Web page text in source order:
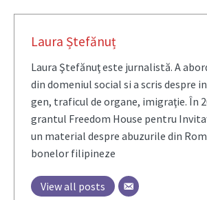
Laura Ștefănuț
Laura Ştefănuţ este jurnalistă. A
din domeniul social si a scris despre
gen, traficul de organe, imigraţie. În
grantul Freedom House pentru
un material despre abuzurile din
bonelor filipineze
View all posts